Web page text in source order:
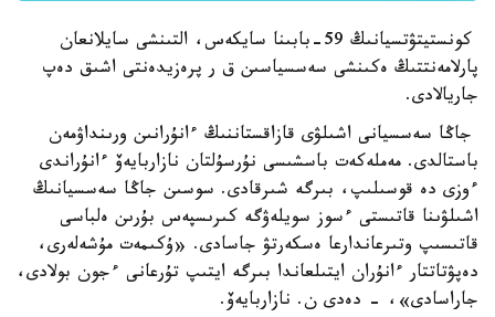
كونستيتۋتسيانىڭ 59-بابىنا سايكەس، التىنشى سايلانعان
پارلامەنتتىڭ ەكىنشى سەسسياسىن ق ر پرەزيدەنتى اشىق دەپ
جاريالادى.
جاڭا سەسسيانى اشىلۋى قازاقستاننىڭ ءانۇرانىن ورىنداۋمەن
باستالدى. مەملەكەت باسشىسى نۇرسۇلتان نازاربايەۆ ءانۇراندى
ءوزى دە قوسىلىپ، بىرگە شىرقادى. سوسىن جاڭا سەسسيانىڭ
اشىلۋىنا قاتىستى ءسوز سويلەۋگە كىرىسپەس بۇرىن ەلباسى
قاتىسىپ وتىرعاندارعا ەسكەرتۋ جاسادى. «ۇكىمەت مۇشەلەرى،
دەپۋتاتتار ءانۇران ايتىلعاندا بىرگە ايتىپ تۇرعانى ءجون بولادى،
جاراسادى»، - دەدى ن. نازاربايەۆ.